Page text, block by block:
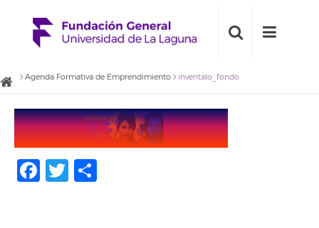
Agenda Formativa de Emprendimiento inventalo_fondo
Facebook
Twitter